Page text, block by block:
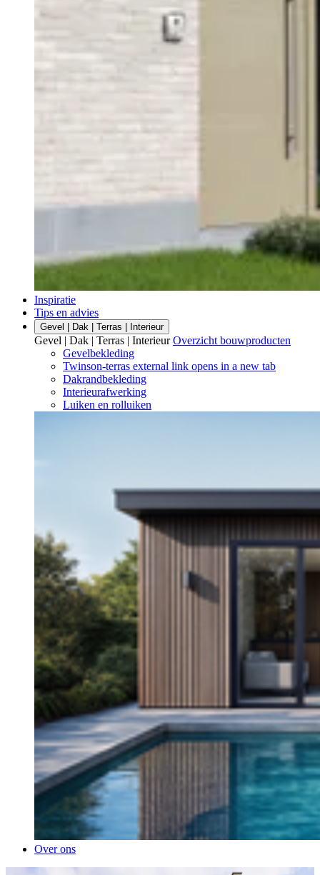
Inspiratie
Tips en advies
Gevel | Dak | Terras | Interieur
Gevel | Dak | Terras | Interieur Overzicht bouwproducten
Gevelbekleding
Twinson-terras external link opens in a new tab
Dakrandbekleding
Interieurafwerking
Luiken en rolluiken
Over ons